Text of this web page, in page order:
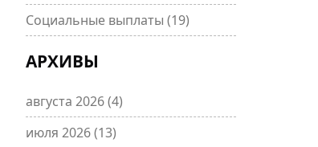
Социальные выплаты (19)
АРХИВЫ
августа 2026(4)
июля 2026(13)